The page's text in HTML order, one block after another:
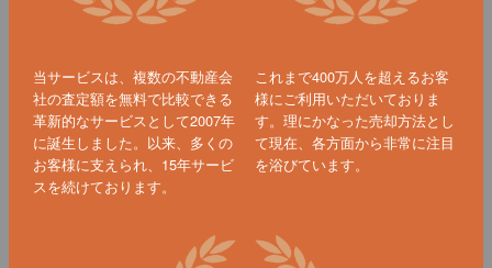
当サービスは、複数の不動産会
社の査定額を無料で比較できる
革新的なサービスとして2007年
に誕生しました。以来、多くの
お客様に支えられ、15年サービ
スを続けております。
これまで400万人を超えるお客
様にご利用いただいておりま
す。理にかなった売却方法とし
て現在、各方面から非常に注目
を浴びています。